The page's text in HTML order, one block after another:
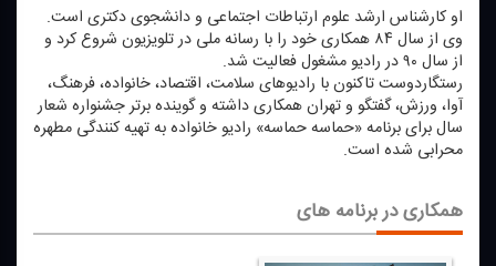
او كارشناس ارشد علوم ارتباطات اجتماعی و دانشجوی دكتری است.
وی از سال ۸۴ همكاری خود را با رسانه ملی در تلویزیون شروع كرد و
از سال ۹۰ در رادیو مشغول فعالیت شد.
رستگاردوست تاكنون با رادیوهای سلامت، اقتصاد، خانواده، فرهنگ،
آوا، ورزش، گفتگو و تهران همكاری داشته و گوینده برتر جشنواره شعار
سال برای برنامه «حماسه حماسه» رادیو خانواده به تهیه كنندگی مطهره
محرابی شده است.
همکاری در برنامه های